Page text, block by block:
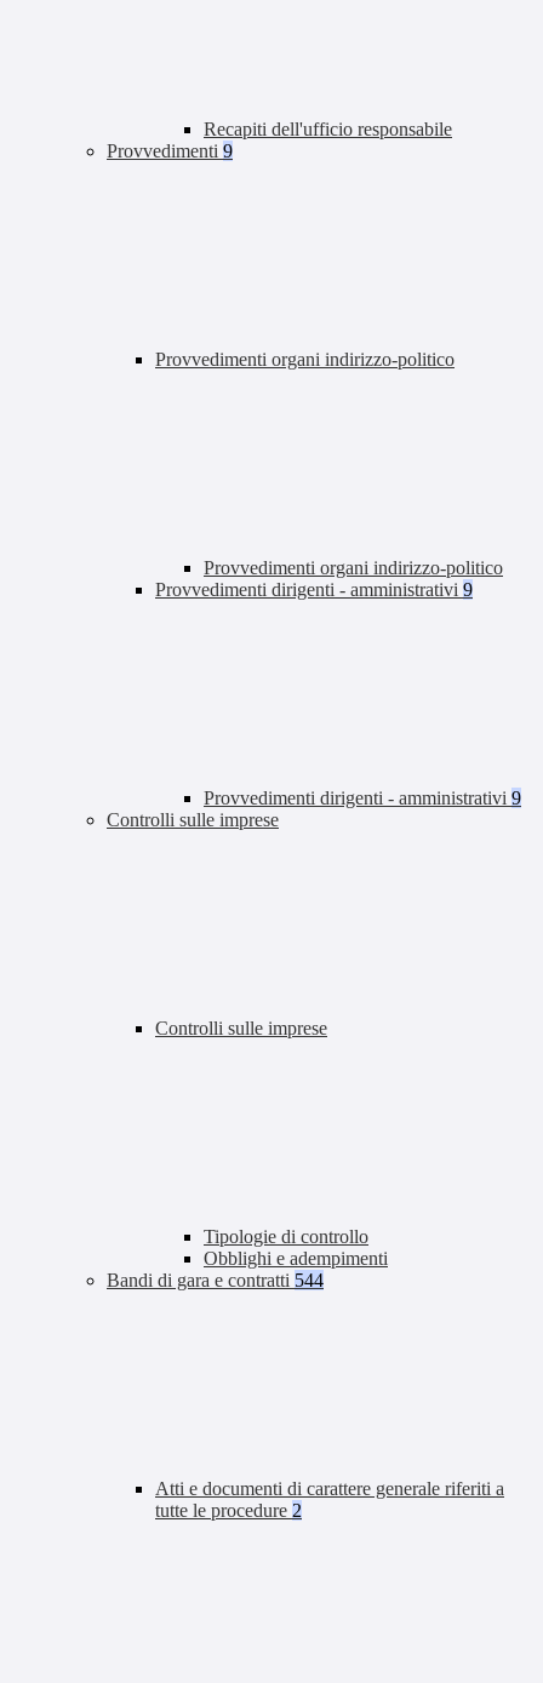
Recapiti dell'ufficio responsabile
Provvedimenti 9
Provvedimenti organi indirizzo-politico
Provvedimenti organi indirizzo-politico
Provvedimenti dirigenti - amministrativi 9
Provvedimenti dirigenti - amministrativi 9
Controlli sulle imprese
Controlli sulle imprese
Tipologie di controllo
Obblighi e adempimenti
Bandi di gara e contratti 544
Atti e documenti di carattere generale riferiti a
tutte le procedure 2